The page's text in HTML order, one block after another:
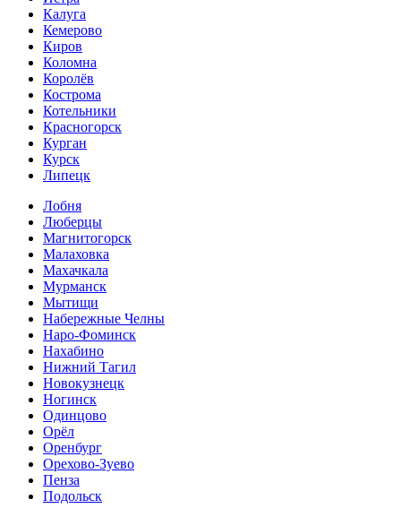
Калуга
Кемерово
Киров
Коломна
Королёв
Кострома
Котельники
Красногорск
Курган
Курск
Липецк
Лобня
Люберцы
Магнитогорск
Малаховка
Махачкала
Мурманск
Мытищи
Набережные Челны
Наро-Фоминск
Нахабино
Нижний Тагил
Новокузнецк
Ногинск
Одинцово
Орёл
Оренбург
Орехово-Зуево
Пенза
Подольск